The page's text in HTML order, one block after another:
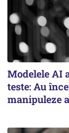
Modelele AI
teste: Au
manipuleze